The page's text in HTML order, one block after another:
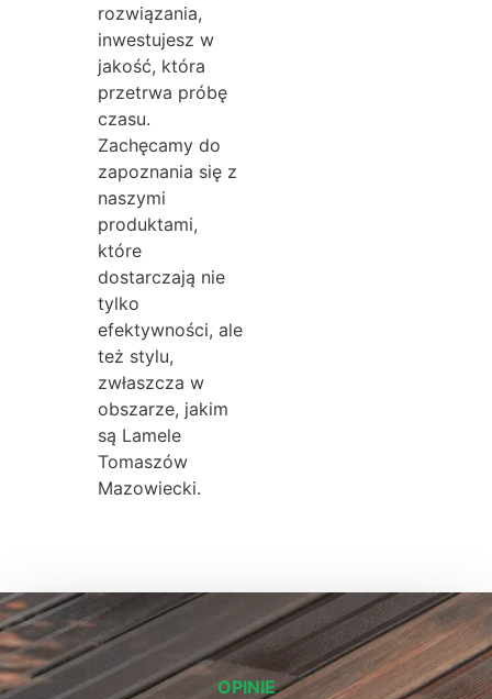
rozwiązania,
inwestujesz w
jakość, która
przetrwa próbę
czasu.
Zachęcamy do
zapoznania się z
naszymi
produktami,
które
dostarczają nie
tylko
efektywności, ale
też stylu,
zwłaszcza w
obszarze, jakim
są Lamele
Tomaszów
Mazowiecki.
OPINIE